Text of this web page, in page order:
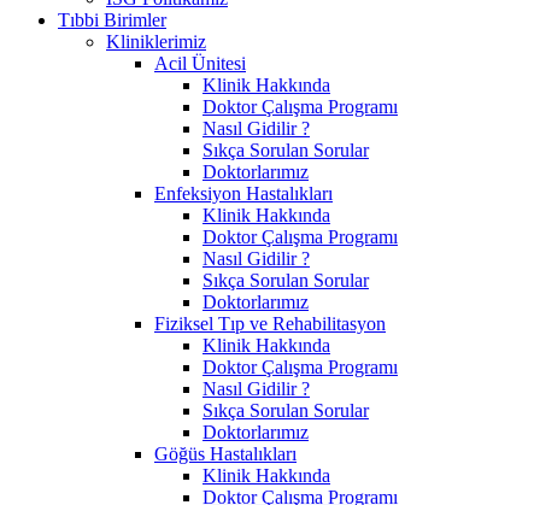
Tıbbi Birimler
Kliniklerimiz
Acil Ünitesi
Klinik Hakkında
Doktor Çalışma Programı
Nasıl Gidilir ?
Sıkça Sorulan Sorular
Doktorlarımız
Enfeksiyon Hastalıkları
Klinik Hakkında
Doktor Çalışma Programı
Nasıl Gidilir ?
Sıkça Sorulan Sorular
Doktorlarımız
Fiziksel Tıp ve Rehabilitasyon
Klinik Hakkında
Doktor Çalışma Programı
Nasıl Gidilir ?
Sıkça Sorulan Sorular
Doktorlarımız
Göğüs Hastalıkları
Klinik Hakkında
Doktor Çalışma Programı